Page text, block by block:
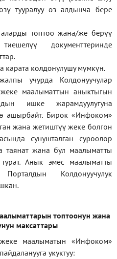
тууралуу өз алдынча бере
аларды топтоо жана/же берүү
документтеринде
карата колдонулушу мүмкүн.
учурда Колдонуучулар
маалыматтын аныктыгын
ишке жарамдуулугуна
ашырбайт. Бирок «Инфоком»
жана жетиштүү жеке болгон
сунушталган суроолор
таянат жана бул маалыматты
Анык эмес маалыматты
Колдонуучулук
топтоонун жана
максаттары
маалыматын «Инфоком»
укуктуу: